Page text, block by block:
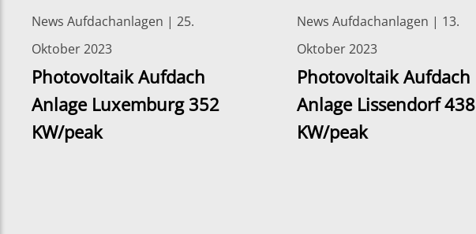
News Aufdachanlagen | 25.
Oktober 2023
Photovoltaik Aufdach
Anlage Luxemburg 352
KW/peak
News Aufdachanlagen | 13.
Oktober 2023
Photovoltaik Aufdach
Anlage Lissendorf 438
KW/peak